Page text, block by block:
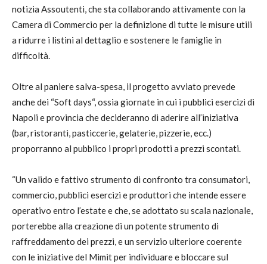
notizia Assoutenti, che sta collaborando attivamente con la
Camera di Commercio per la definizione di tutte le misure utili
a ridurre i listini al dettaglio e sostenere le famiglie in
difficoltà.
Oltre al paniere salva-spesa, il progetto avviato prevede
anche dei “Soft days“, ossia giornate in cui i pubblici esercizi di
Napoli e provincia che decideranno di aderire all’iniziativa
(bar, ristoranti, pasticcerie, gelaterie, pizzerie, ecc.)
proporranno al pubblico i propri prodotti a prezzi scontati.
“Un valido e fattivo strumento di confronto tra consumatori,
commercio, pubblici esercizi e produttori che intende essere
operativo entro l’estate e che, se adottato su scala nazionale,
porterebbe alla creazione di un potente strumento di
raffreddamento dei prezzi, e un servizio ulteriore coerente
con le iniziative del Mimit per individuare e bloccare sul